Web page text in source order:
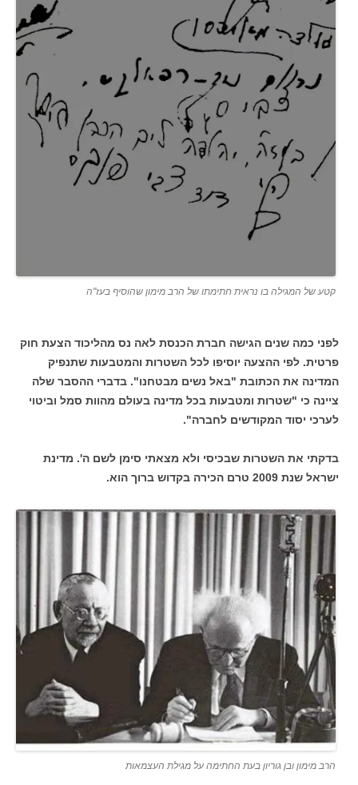
קטע של המגילה בו נראית חתימתו של הרב מימון שהוסיף בעז"ה
לפני כמה שנים הגישה חברת הכנסת לאה נס מהליכוד הצעת חוק
פרטית. לפי ההצעה יוסיפו לכל השטרות והמטבעות שתנפיק
המדינה את הכתובת "באל נשים מבטחנו". בדברי ההסבר שלה
ציינה כי "שטרות ומטבעות בכל מדינה בעולם מהוות סמל וביטוי
לערכי יסוד המקודשים לחברה".
בדקתי את השטרות שבכיסי ולא מצאתי סימן לשם ה'. מדינת
ישראל שנת 2009 טרם הכירה בקדוש ברוך הוא.
הרב מימון ובן גוריון בעת החתימה על מגילת העצמאות